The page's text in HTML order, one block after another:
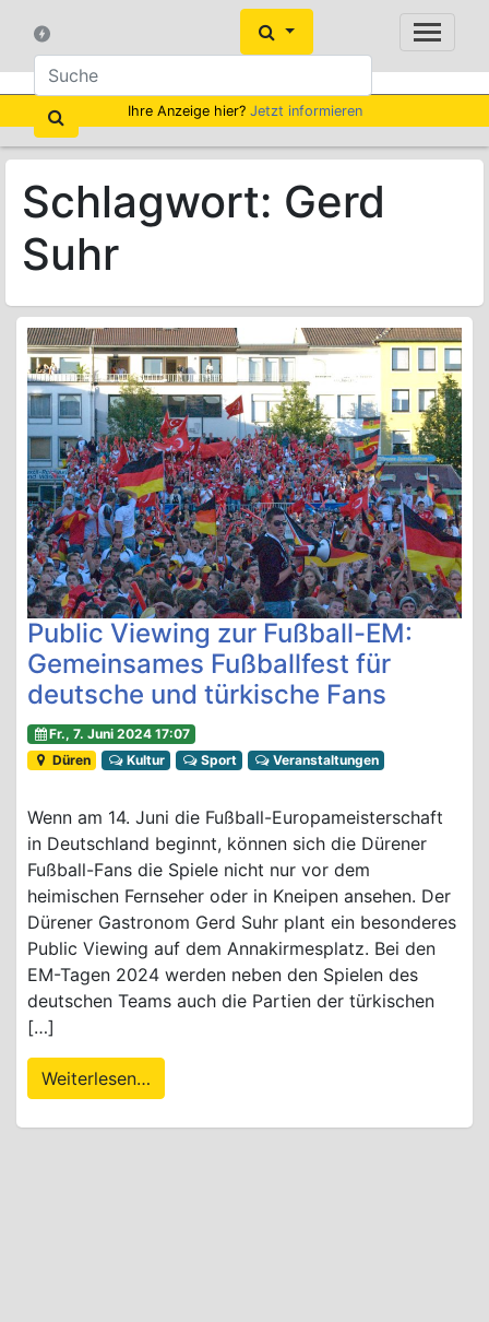
Ihre Anzeige hier? Jetzt informieren
Schlagwort: Gerd
Suhr
Public Viewing zur Fußball-EM:
Gemeinsames Fußballfest für
deutsche und türkische Fans
Fr., 7. Juni 2024 17:07
Düren
Kultur Sport Veranstaltungen
Wenn am 14. Juni die Fußball-Europameisterschaft
in Deutschland beginnt, können sich die Dürener
Fußball-Fans die Spiele nicht nur vor dem
heimischen Fernseher oder in Kneipen ansehen. Der
Dürener Gastronom Gerd Suhr plant ein besonderes
Public Viewing auf dem Annakirmesplatz. Bei den
EM-Tagen 2024 werden neben den Spielen des
deutschen Teams auch die Partien der türkischen
[…]
Weiterlesen…